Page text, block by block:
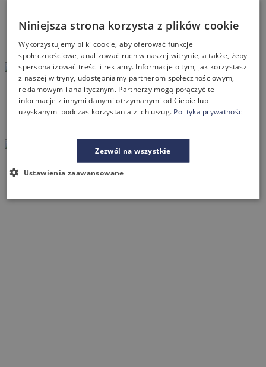
Niniejsza strona korzysta z plików cookie
Wykorzystujemy pliki cookie, aby oferować funkcje
społecznościowe, analizować ruch w naszej witrynie, a także, żeby
spersonalizować treści i reklamy. Informacje o tym, jak korzystasz
z naszej witryny, udostępniamy partnerom społecznościowym,
reklamowym i analitycznym. Partnerzy mogą połączyć te
informacje z innymi danymi otrzymanymi od Ciebie lub
uzyskanymi podczas korzystania z ich usług. Polityka prywatności
Zezwól na wszystkie
Ustawienia zaawansowane